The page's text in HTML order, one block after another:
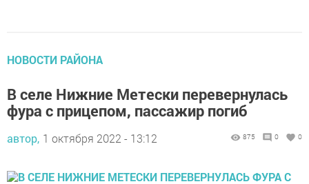
НОВОСТИ РАЙОНА
В селе Нижние Метески перевернулась
фура с прицепом, пассажир погиб
автор, 1 октября 2022 - 13:12 875 0 0